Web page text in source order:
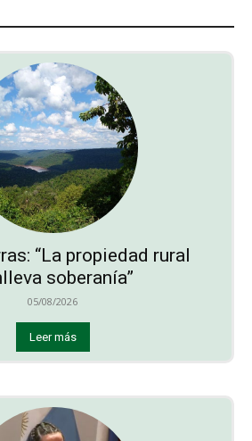
“La propiedad rural
soberanía”
05/08/2026
Leer más